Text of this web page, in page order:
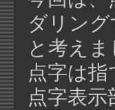
ダリン
と考えま
点字は
点字表